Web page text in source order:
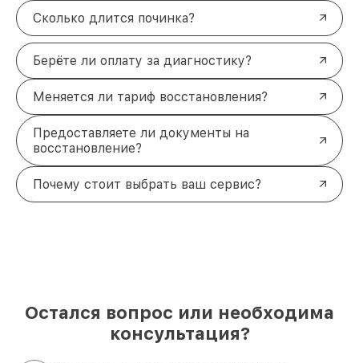
Сколько длится починка?
Берёте ли оплату за диагностику?
Меняется ли тариф восстановления?
Предоставляете ли документы на
восстановление?
Почему стоит выбрать ваш сервис?
Остался вопрос или необходима
консультация?